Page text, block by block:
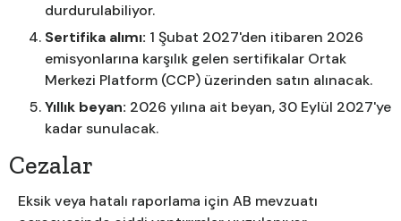
durdurulabiliyor.
Sertifika alımı: 1 Şubat 2027'den itibaren 2026
emisyonlarına karşılık gelen sertifikalar Ortak
Merkezi Platform (CCP) üzerinden satın alınacak.
Yıllık beyan: 2026 yılına ait beyan, 30 Eylül 2027'ye
kadar sunulacak.
Cezalar
Eksik veya hatalı raporlama için AB mevzuatı